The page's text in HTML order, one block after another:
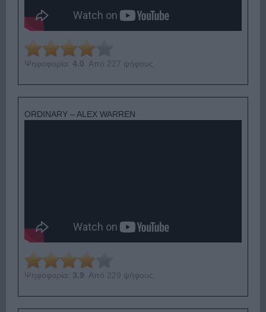
Ψηφοφορία: 4.0 . Από 227 ψήφους.
ORDINARY – ALEX WARREN
Ψηφοφορία: 3.9 . Από 229 ψήφους.